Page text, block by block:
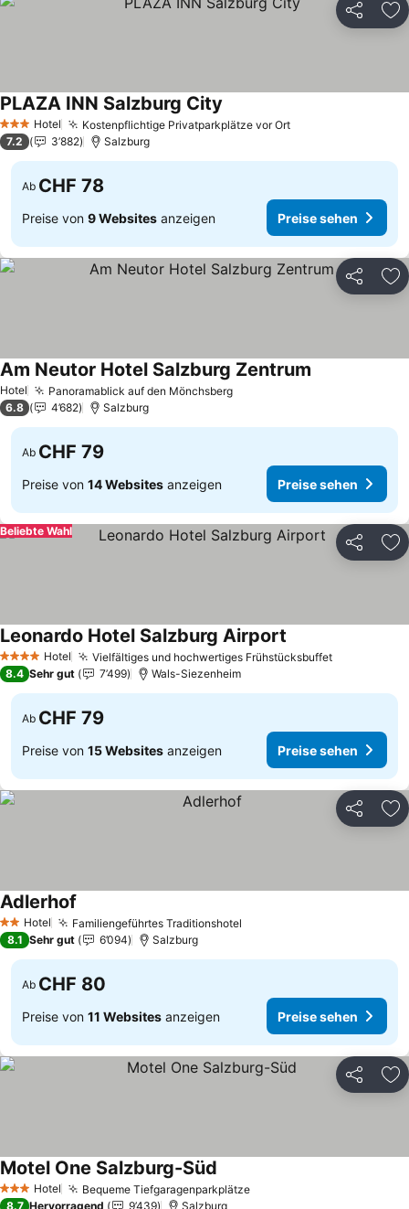
Teilen
3 SterneHotel Kostenpflichtige Privatparkplätze vor OrtPreise sehen
PLAZA INN Salzburg City
7.2 3’882 Salzburg
Ab CHF 78
Preise von 9 Websites anzeigen Preise sehen
Teilen
Hotel Panoramablick auf den MönchsbergPreise sehen
Am Neutor Hotel Salzburg Zentrum
6.8 4’682 Salzburg
Ab CHF 79
Preise von 14 Websites anzeigen Preise sehen
Teilen
Beliebte Wahl
4 Sterne Hotel Vielfältiges und hochwertiges FrühstücksbuffetPreise
Leonardo Hotel Salzburg Airport
8.4 Sehr gut 7’499 Wals-Siezenheim
Ab CHF 79
Preise von 15 Websites anzeigen Preise sehen
Teilen
2 Sterne
Hotel Familiengeführtes Traditionshotel
Adlerhof
8.1 Sehr gut 6’094 Salzburg
Ab CHF 80
Preise von 11 Websites anzeigen Preise sehen
Teilen
3 SterneHotel Bequeme TiefgaragenparkplätzePreise sehen
Motel One Salzburg-Süd
8.7 Hervorragend 9’439 Salzburg